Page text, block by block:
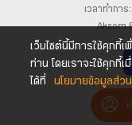
เวลาทำกา
Aksorn
เว็บไซต์นี้มีการใช้คุกกี้
ท่าน โดยเราจะใช้คุกกี้
ได้ที่
นโยบายข้อมูลส่ว